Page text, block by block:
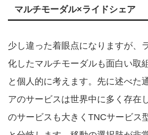
マルチモーダル×ライドシェア
少し違った着眼点になりますが、
化したマルチモーダルも面白い取
と個人的に考えます。先に述べた
アのサービスは世界中に多く存在
のサービスも大きくTNCサービス